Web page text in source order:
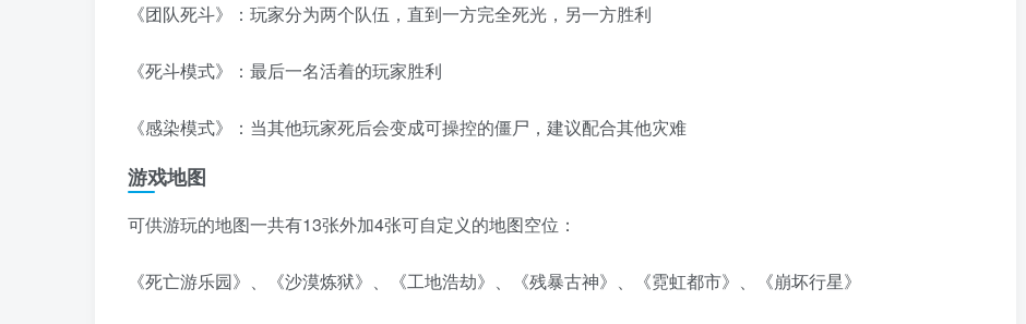
《团队死斗》：玩家分为两个队伍，直到一方完全死光，另一方胜利
《死斗模式》：最后一名活着的玩家胜利
《感染模式》：当其他玩家死后会变成可操控的僵尸，建议配合其他灾难
游戏地图
可供游玩的地图一共有13张外加4张可自定义的地图空位：
《死亡游乐园》、《沙漠炼狱》、《工地浩劫》、《残暴古神》、《霓虹都市》、《崩坏行星》